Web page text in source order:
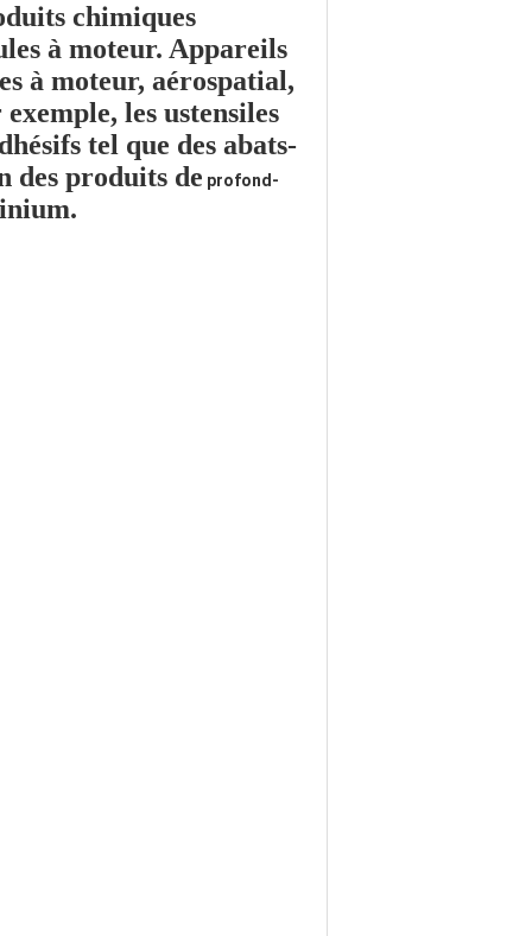
chimiques
à moteur. Appareils
à moteur, aérospatial,
les ustensiles
tel que des abats-
des produits de profond-